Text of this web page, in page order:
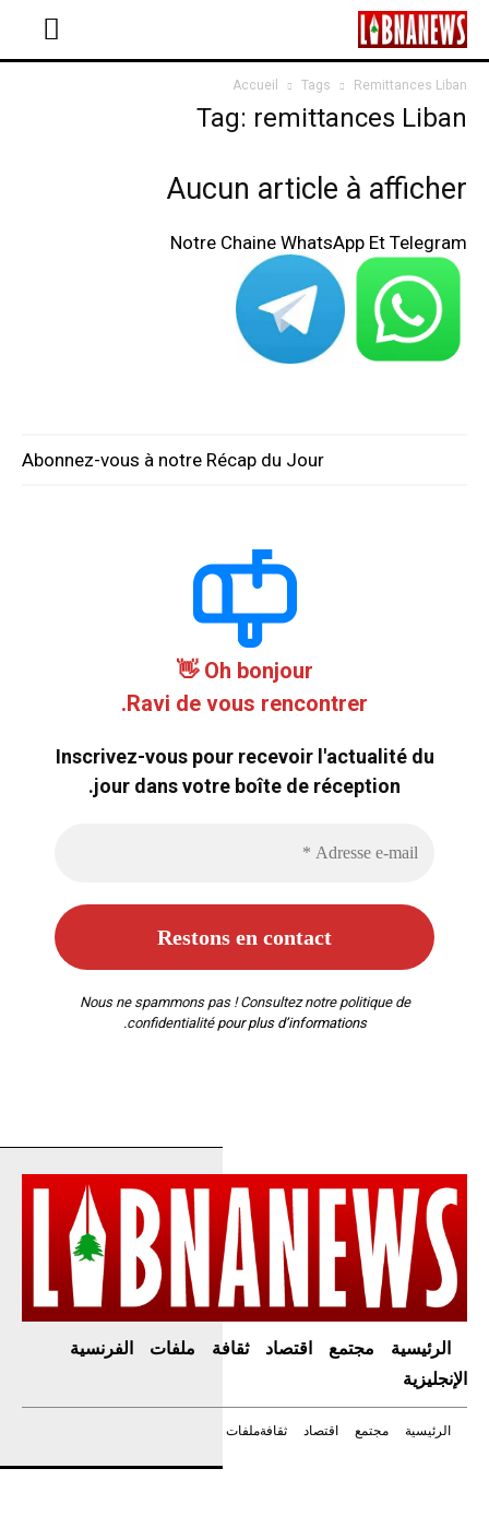
Accueil Tags Remittances Liban
Tag: remittances Liban
Aucun article à afficher
Notre Chaine WhatsApp Et Telegram
Abonnez-vous à notre Récap du Jour
Oh bonjour 👋
Ravi de vous rencontrer.
Inscrivez-vous pour recevoir l'actualité du
jour dans votre boîte de réception.
Nous ne spammons pas ! Consultez notre politique de
confidentialitépour plus d’informations.
الرئيسية مجتمع اقتصاد ثقافة ملفات
الفرنسية
الإنجليزية
الرئيسية مجتمع اقتصاد ثقافةملفات